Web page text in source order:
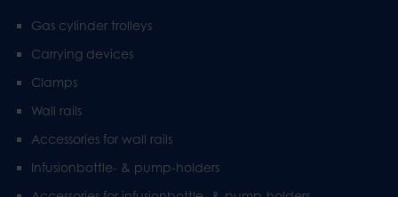
Gas cylinder trolleys
Carrying devices
Clamps
Wall rails
Accessories for wall rails
Infusionbottle- & pump-holders